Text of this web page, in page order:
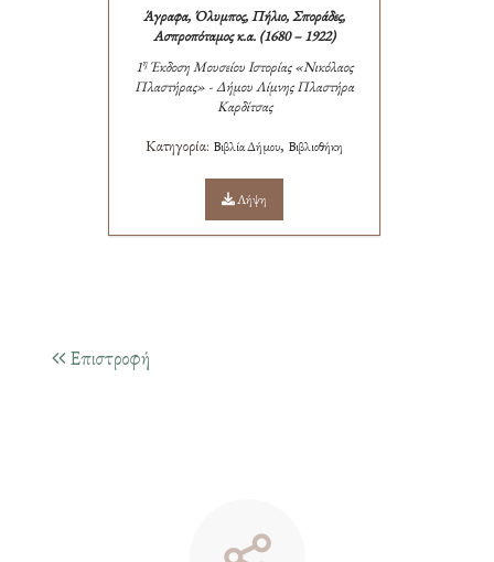
Άγραφα, Όλυμπος, Πήλιο, Σποράδες,
Ασπροπόταμος κ.α. (1680 – 1922)
1η Έκδοση Μουσείου Ιστορίας «Νικόλαος
Πλαστήρας» - Δήμου Λίμνης Πλαστήρα
Καρδίτσας
Κατηγορία: Βιβλία Δήμου, Βιβλιοθήκη
Λήψη
Επιστροφή